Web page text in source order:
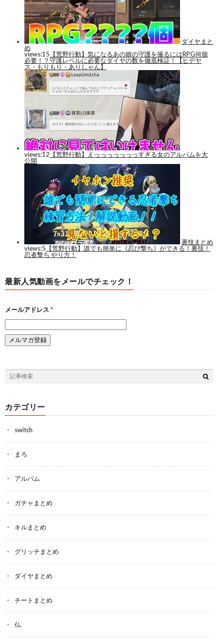
最新人気動画をメールでチェック！
メールアドレス *
カテゴリー
switch
まろ
アルバム
ガチャまとめ
キルまとめ
グリッチまとめ
ダイヤまとめ
チートまとめ
仏